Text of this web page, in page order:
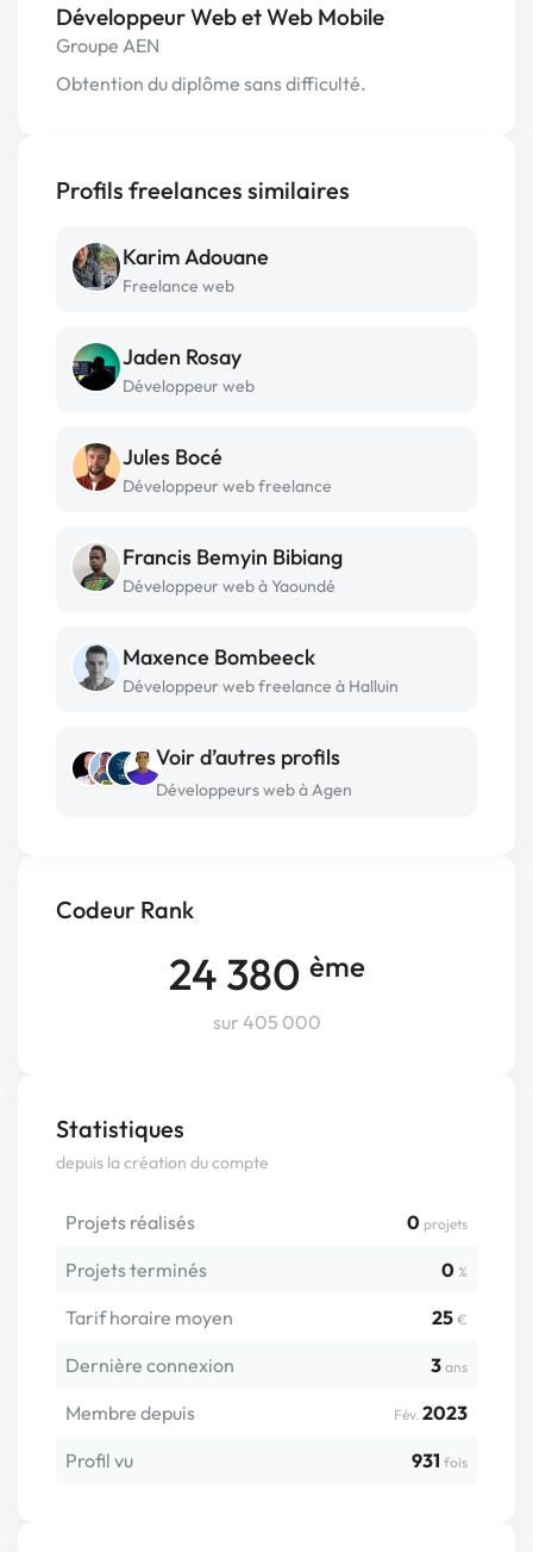
Codeur Rank
24 380 ème
sur 405 000
Statistiques
depuis la création du compte
Projets réalisés 0 projets
Projets terminés 0 %
Tarif horaire moyen 25 €
Dernière connexion 3 ans
Membre depuis Fév. 2023
Profil vu
931 fois
Développeur Web et Web Mobile
Groupe AEN
Obtention du diplôme sans difficulté.
Profils freelances similaires
Karim Adouane
Freelance web
Jaden Rosay
Développeur web
Jules Bocé
Développeur web freelance
Francis Bemyin Bibiang
Développeur web à Yaoundé
Maxence Bombeeck
Développeur web freelance à Halluin
Voir d’autres profils
Développeurs web à Agen